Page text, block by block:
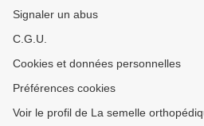
Signaler un abus
C.G.U.
Cookies et données personnelles
Préférences cookies
Voir le profil de La semelle